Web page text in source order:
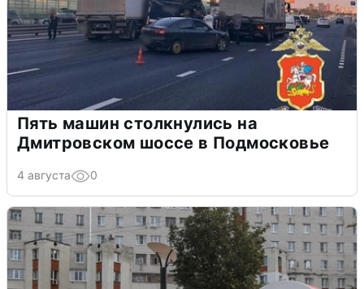
Пять машин столкнулись на
Дмитровском шоссе в Подмосковье
4 августа 0